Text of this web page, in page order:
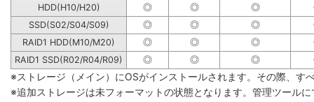
HDD(H10/H20) ◎ ◎ ◎
SSD(S02/S04/S09)
◎ ◎ ◎
RAID1 HDD(M10/M20)
◎ ◎ ◎
RAID1 SSD(R02/R04/R09)
◎ ◎ ◎
※ストレージ（メイン）にOSがインストールされます。その際、す
※追加ストレージは未フォーマットの状態となります。管理ツール